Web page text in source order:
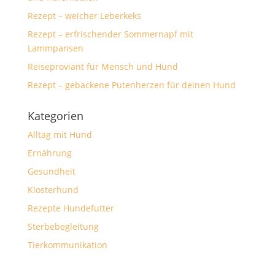
Rezept – weicher Leberkeks
Rezept – erfrischender Sommernapf mit
Lammpansen
Reiseproviant für Mensch und Hund
Rezept – gebackene Putenherzen für deinen Hund
Kategorien
Alltag mit Hund
Ernährung
Gesundheit
Klosterhund
Rezepte Hundefutter
Sterbebegleitung
Tierkommunikation